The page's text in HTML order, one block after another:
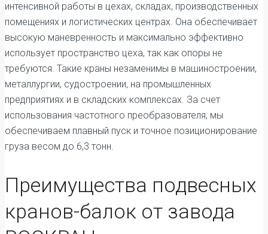
интенсивной работы в цехах, складах, производственных
помещениях и логистических центрах. Она обеспечивает
высокую маневренность и максимально эффективно
использует пространство цеха, так как опоры не
требуются. Такие краны незаменимы в машиностроении,
металлургии, судостроении, на промышленных
предприятиях и в складских комплексах. За счет
использования частотного преобразователя, мы
обеспечиваем плавный пуск и точное позиционирование
груза весом до 6,3 тонн.
Преимущества подвесных
кранов-балок от завода